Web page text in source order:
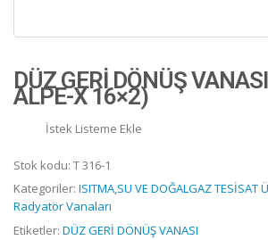
DÜZ GERİ DÖNÜŞ
ALPE-X 16×2)
İstek Listeme Ekle
Stok kodu: T 316-1
Kategoriler: ISITMA,SU VE DOĞALGAZ TESİSAT
Radyatör Vanaları
Etiketler: DÜZ GERİ DÖNÜŞ VANASI